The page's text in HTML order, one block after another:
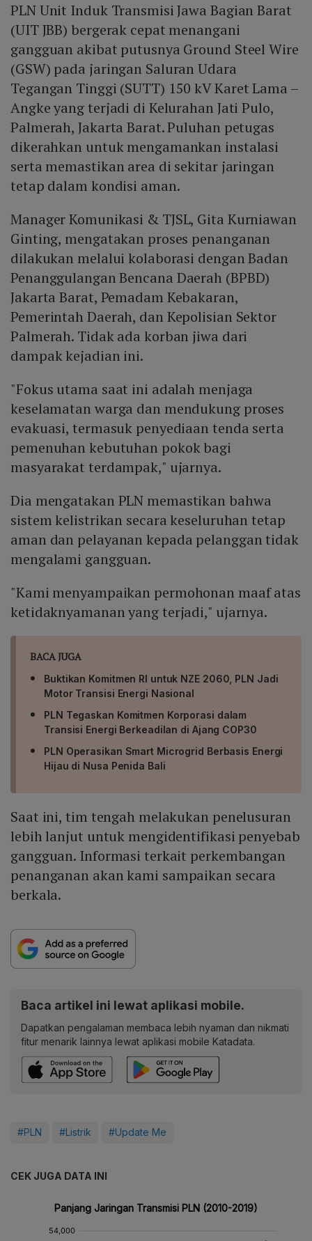
PLN Unit Induk Transmisi Jawa Bagian Barat
(UIT JBB) bergerak cepat menangani
gangguan akibat putusnya Ground Steel Wire
(GSW) pada jaringan Saluran Udara
Tegangan Tinggi (SUTT) 150 kV Karet Lama –
Angke yang terjadi di Kelurahan Jati Pulo,
Palmerah, Jakarta Barat. Puluhan petugas
dikerahkan untuk mengamankan instalasi
serta memastikan area di sekitar jaringan
tetap dalam kondisi aman.
Manager Komunikasi & TJSL, Gita Kurniawan
Ginting, mengatakan proses penanganan
dilakukan melalui kolaborasi dengan Badan
Penanggulangan Bencana Daerah (BPBD)
Jakarta Barat, Pemadam Kebakaran,
Pemerintah Daerah, dan Kepolisian Sektor
Palmerah. Tidak ada korban jiwa dari
dampak kejadian ini.
"Fokus utama saat ini adalah menjaga
keselamatan warga dan mendukung proses
evakuasi, termasuk penyediaan tenda serta
pemenuhan kebutuhan pokok bagi
masyarakat terdampak," ujarnya.
Dia mengatakan PLN memastikan bahwa
sistem kelistrikan secara keseluruhan tetap
aman dan pelayanan kepada pelanggan tidak
mengalami gangguan.
"Kami menyampaikan permohonan maaf atas
ketidaknyamanan yang terjadi," ujarnya.
BACA JUGA
Buktikan Komitmen RI untuk NZE 2060, PLN Jadi
Motor Transisi Energi Nasional
PLN Tegaskan Komitmen Korporasi dalam
Transisi Energi Berkeadilan di Ajang COP30
PLN Operasikan Smart Microgrid Berbasis Energi
Hijau di Nusa Penida Bali
Saat ini, tim tengah melakukan penelusuran
lebih lanjut untuk mengidentifikasi penyebab
gangguan. Informasi terkait perkembangan
penanganan akan kami sampaikan secara
berkala.
Baca artikel ini lewat aplikasi mobile.
Dapatkan pengalaman membaca lebih nyaman dan nikmati
fitur menarik lainnya lewat aplikasi mobile Katadata.
#PLN #Listrik #Update Me
CEK JUGA DATA INI